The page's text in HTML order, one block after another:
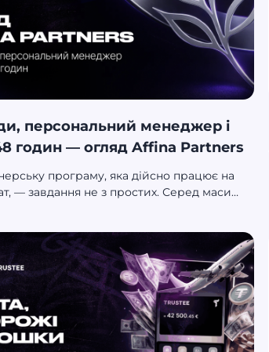
персональний менеджер і
годин — огляд Affina Partners
програму, яка дійсно працює на
— завдання не з простих. Серед маси
та філософія, у якій ваш успіх — це
Уявіть партнера, який не просто роздає
конверсій, а реально інвестує у ваш
кожну деталь угоди, запускає роботу
реєстрації та пропонує індивідуальні
із серйозним трафіком. Вересень
точкою відліку для програми, яка вже